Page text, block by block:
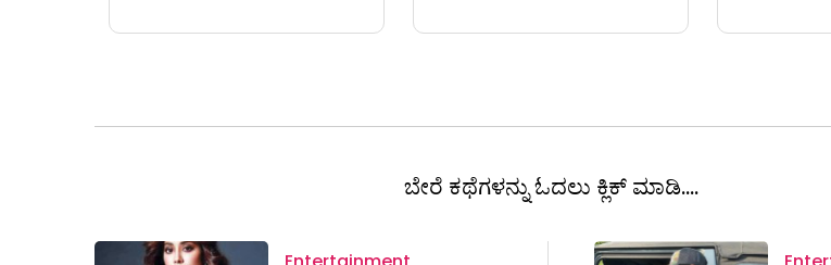
ಬೇರೆ ಕಥೆಗಳನ್ನು ಓದಲು ಕ್ಲಿಕ್ ಮಾಡಿ....